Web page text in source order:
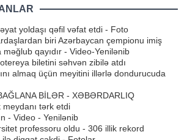
yoldaşı qəfil vəfat etdi - Foto
biri Azərbaycan çempionu imiş
məğlub qayıdır - Video-Yenilənib
biletini səhvən zibilə atdı
almaq üçün meyitini illərlə dondurucuda
BİLƏR - XƏBƏRDARLIQ
tərk etdi
- Video - Yenilənib
professoru oldu - 306 illik rekord